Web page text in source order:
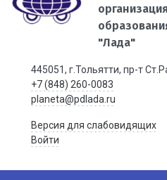
"Лада"
445051, г.Тольятти, пр-т
+7 (848) 260-0083
planeta@pdlada.ru
Версия для слабовидящих
Войти